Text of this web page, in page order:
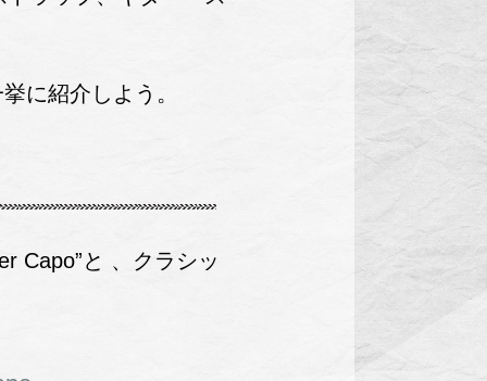
に紹介しよう。
Capo”と 、クラシッ